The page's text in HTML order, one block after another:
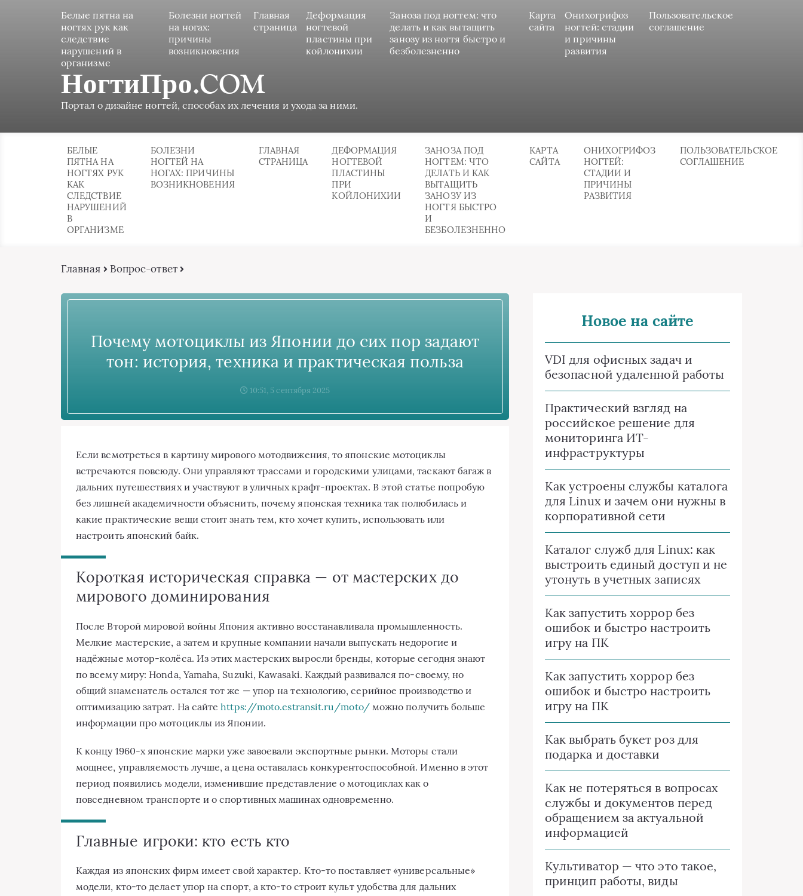
Белые пятна на
ногтях рук как
следствие
нарушений в
организме
Болезни ногтей
на ногах:
причины
возникновения
Главная
страница
Деформация
ногтевой
пластины при
койлонихии
Заноза под ногтем: что
делать и как вытащить
занозу из ногтя быстро и
безболезненно
Карта
сайта
Онихогрифоз
ногтей: стадии
и причины
развития
Пользовательское
соглашение
НогтиПро.COM
Портал о дизайне ногтей, способах их лечения и ухода за ними.
БЕЛЫЕ
ПЯТНА НА
НОГТЯХ РУК
КАК
СЛЕДСТВИЕ
НАРУШЕНИЙ
В
ОРГАНИЗМЕ
БОЛЕЗНИ
НОГТЕЙ НА
НОГАХ: ПРИЧИНЫ
ВОЗНИКНОВЕНИЯ
ГЛАВНАЯ
СТРАНИЦА
ДЕФОРМАЦИЯ
НОГТЕВОЙ
ПЛАСТИНЫ
ПРИ
КОЙЛОНИХИИ
ЗАНОЗА ПОД
НОГТЕМ: ЧТО
ДЕЛАТЬ И КАК
ВЫТАЩИТЬ
ЗАНОЗУ ИЗ
НОГТЯ БЫСТРО
И
БЕЗБОЛЕЗНЕННО
КАРТА
САЙТА
ОНИХОГРИФОЗ
НОГТЕЙ:
СТАДИИ И
ПРИЧИНЫ
РАЗВИТИЯ
ПОЛЬЗОВАТЕЛЬСКОЕ
СОГЛАШЕНИЕ
Главная Вопрос-ответ
Почему мотоциклы из Японии до сих пор задают
тон: история, техника и практическая польза
10:51, 5 сентября 2025
Если всмотреться в картину мирового мотодвижения, то японские мотоциклы
встречаются повсюду. Они управляют трассами и городскими улицами, таскают багаж в
дальних путешествиях и участвуют в уличных крафт-проектах. В этой статье попробую
без лишней академичности объяснить, почему японская техника так полюбилась и
какие практические вещи стоит знать тем, кто хочет купить, использовать или
настроить японский байк.
Короткая историческая справка — от мастерских до
мирового доминирования
После Второй мировой войны Япония активно восстанавливала промышленность.
Мелкие мастерские, а затем и крупные компании начали выпускать недорогие и
надёжные мотор-колёса. Из этих мастерских выросли бренды, которые сегодня знают
по всему миру: Honda, Yamaha, Suzuki, Kawasaki. Каждый развивался по-своему, но
общий знаменатель остался тот же — упор на технологию, серийное производство и
оптимизацию затрат. На сайтеhttps://moto.estransit.ru/moto/можно получить больше
информации про мотоциклы из Японии.
К концу 1960-х японские марки уже завоевали экспортные рынки. Моторы стали
мощнее, управляемость лучше, а цена оставалась конкурентоспособной. Именно в этот
период появились модели, изменившие представление о мотоциклах как о
повседневном транспорте и о спортивных машинах одновременно.
Главные игроки: кто есть кто
Каждая из японских фирм имеет свой характер. Кто-то поставляет «универсальные»
модели, кто-то делает упор на спорт, а кто-то строит культ удобства для дальних
Новое на сайте
VDI для офисных задач и
безопасной удаленной работы
Практический взгляд на
российское решение для
мониторинга ИТ-
инфраструктуры
Как устроены службы каталога
для Linux и зачем они нужны в
корпоративной сети
Каталог служб для Linux: как
выстроить единый доступ и не
утонуть в учетных записях
Как запустить хоррор без
ошибок и быстро настроить
игру на ПК
Как запустить хоррор без
ошибок и быстро настроить
игру на ПК
Как выбрать букет роз для
подарка и доставки
Как не потеряться в вопросах
службы и документов перед
обращением за актуальной
информацией
Культиватор — что это такое,
принцип работы, виды